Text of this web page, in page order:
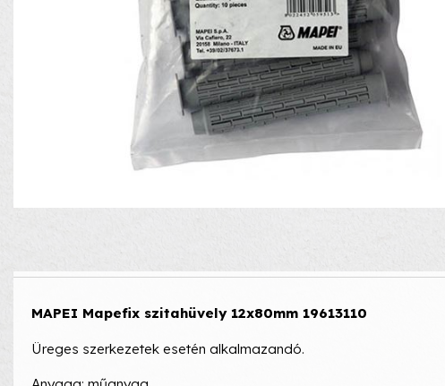
MAPEI Mapefix szitahüvely 12x80mm 19613110
Üreges szerkezetek esetén alkalmazandó.